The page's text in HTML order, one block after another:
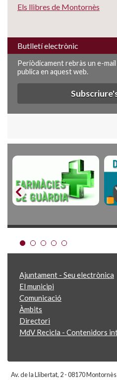
Els llibres de Montornès
Butlletí electrònic
Periòdicament rebràs un e-
publica en aquest web.
Ajuntament - Seu electrònica
El municipi
Comunicació
Àmbits
Directori
MdV Recicla - Contenidors
Av. de la Llibertat, 2 - 08170